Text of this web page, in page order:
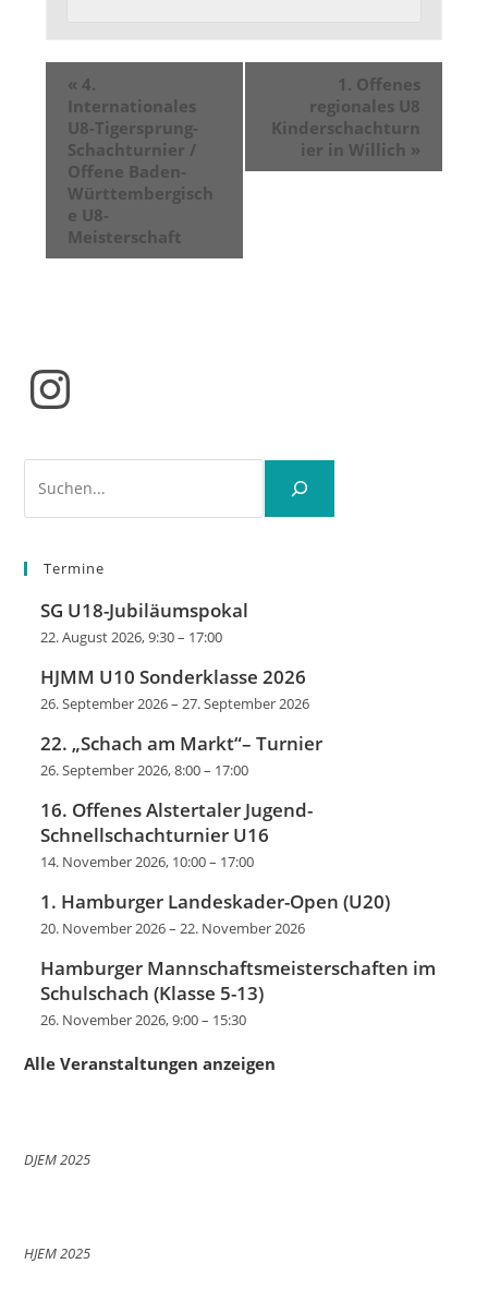
« 4.
Internationales
U8-Tigersprung-
Schachturnier /
Offene Baden-
Württembergisch
e U8-
Meisterschaft
1. Offenes
regionales U8
Kinderschachturn
ier in Willich »
Instagram
Termine
SG U18-Jubiläumspokal
22. August 2026, 9:30– 17:00
HJMM U10 Sonderklasse 2026
26. September 2026–27. September 2026
22. „Schach am Markt“– Turnier
26. September 2026, 8:00– 17:00
16. Offenes Alstertaler Jugend-
Schnellschachturnier U16
14. November 2026, 10:00– 17:00
1. Hamburger Landeskader-Open (U20)
20. November 2026–22. November 2026
Hamburger Mannschaftsmeisterschaften im
Schulschach (Klasse 5-13)
26. November 2026, 9:00– 15:30
Alle Veranstaltungen anzeigen
DJEM 2025
HJEM 2025